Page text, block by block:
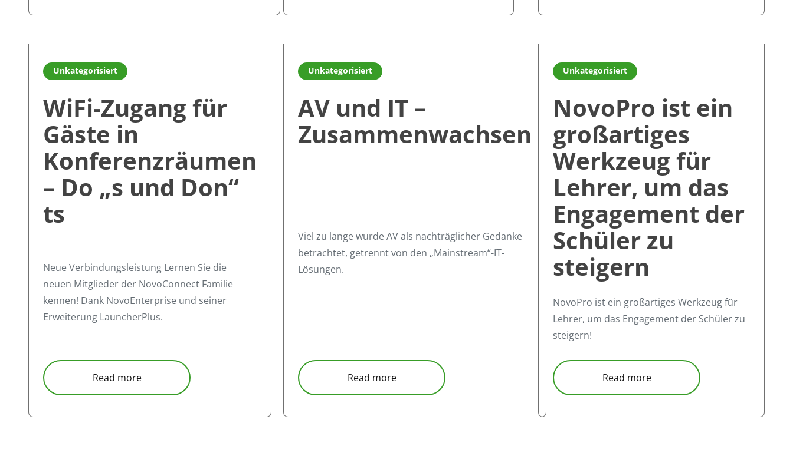
Unkategorisiert
WiFi-Zugang für
Gäste in
Konferenzräumen
– Do „s und Don“
ts
Neue Verbindungsleistung Lernen Sie die
neuen Mitglieder der NovoConnect Familie
kennen! Dank NovoEnterprise und seiner
Erweiterung LauncherPlus.
Read moreabout WiFi-Zugang für Gäste in Konferenzräumen – Do „s und Don“ ts
Unkategorisiert
AV und IT –
Zusammenwachsen
Viel zu lange wurde AV als nachträglicher Gedanke
betrachtet, getrennt von den „Mainstream“-IT-
Lösungen.
Read moreabout AV und IT – Zusammenwachsen
Unkategorisiert
NovoPro ist ein
großartiges
Werkzeug für
Lehrer, um das
Engagement der
Schüler zu
steigern
NovoPro ist ein großartiges Werkzeug für
Lehrer, um das Engagement der Schüler zu
steigern!
Read moreabout NovoPro ist ein